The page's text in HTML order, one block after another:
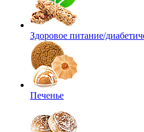
Здоровое питание/
Печенье